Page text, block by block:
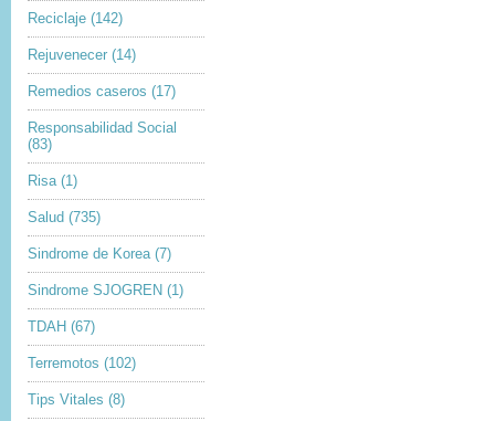
Reciclaje (142)
Rejuvenecer (14)
Remedios caseros (17)
Responsabilidad Social
(83)
Risa (1)
Salud (735)
Sindrome de Korea (7)
Sindrome SJOGREN (1)
TDAH (67)
Terremotos (102)
Tips Vitales (8)